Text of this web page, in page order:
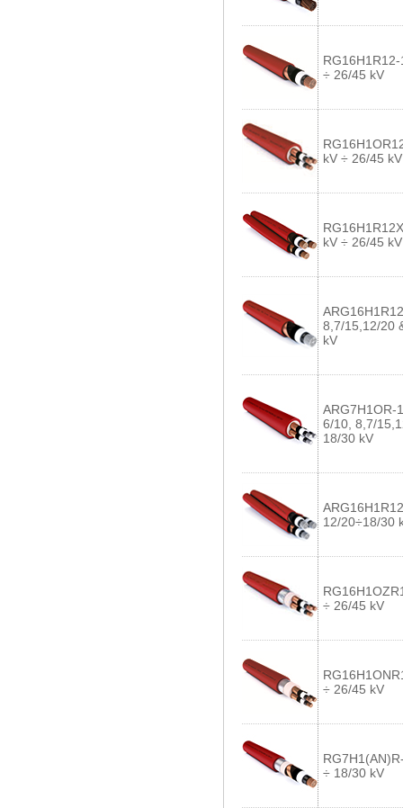
÷ 26/45 kV
kV ÷ 26/45 kV
kV ÷ 26/45 kV
8,7/15,12/20
kV
ARG7H1OR-
6/10, 8,7/
18/30 kV
12/20÷18/30
÷ 26/45 kV
÷ 26/45 kV
÷ 18/30 kV